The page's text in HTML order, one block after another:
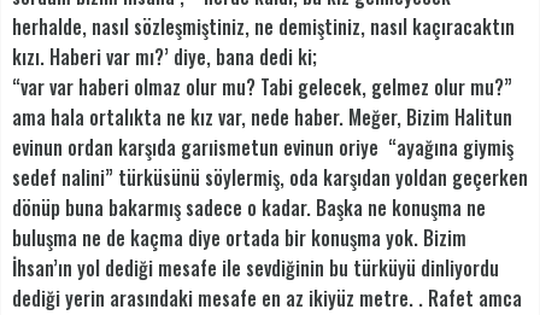
herhalde, nasıl sözleşmiştiniz, ne demiştiniz, nasıl kaçıracaktın
kızı. Haberi var mı?’ diye, bana dedi ki;
“var var haberi olmaz olur mu? Tabi gelecek, gelmez olur mu?”
ama hala ortalıkta ne kız var, nede haber. Meğer, Bizim Halitun
evinun ordan karşıda garıismetun evinun oriye “ayağına giymiş
sedef nalini” türküsünü söylermiş, oda karşıdan yoldan geçerken
dönüp buna bakarmış sadece o kadar. Başka ne konuşma ne
buluşma ne de kaçma diye ortada bir konuşma yok. Bizim
İhsan’ın yol dediği mesafe ile sevdiğinin bu türküyü dinliyordu
dediği yerin arasındaki mesafe en az ikiyüz metre. . Rafet amca